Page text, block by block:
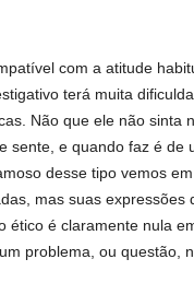
com a atitude
terá muita
Não que ele não sinta
sente, e quando faz é de
desse tipo vemos
mas suas expressões
ético é claramente nula
problema, ou questão,